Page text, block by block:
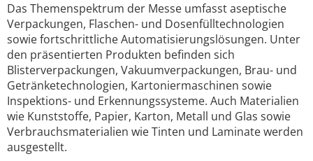
Das Themenspektrum der Messe umfasst aseptische
Verpackungen, Flaschen- und Dosenfülltechnologien
sowie fortschrittliche Automatisierungslösungen. Unter
den präsentierten Produkten befinden sich
Blisterverpackungen, Vakuumverpackungen, Brau- und
Getränketechnologien, Kartoniermaschinen sowie
Inspektions- und Erkennungssysteme. Auch Materialien
wie Kunststoffe, Papier, Karton, Metall und Glas sowie
Verbrauchsmaterialien wie Tinten und Laminate werden
ausgestellt.